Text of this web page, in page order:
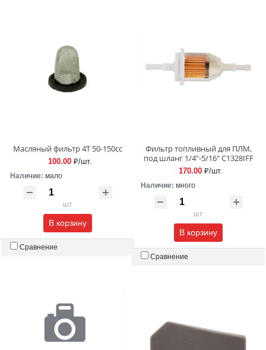
Масляный фильтр 4T 50-150сс
100.00 ₽/шт.
Наличие: мало
шт
В корзину
Сравнение
Фильтр топливный для ПЛМ,
под шланг 1/4"-5/16" C1328IFF
170.00 ₽/шт.
Наличие: много
шт
В корзину
Сравнение